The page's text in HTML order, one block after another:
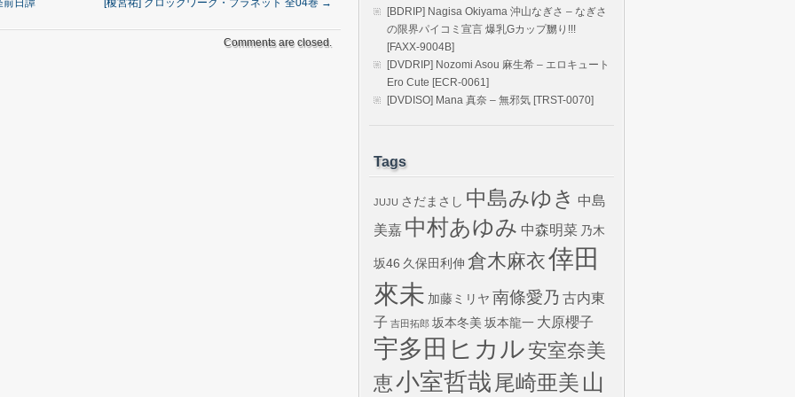
前日譚 [榎宮祐] クロックワーク・プラネット 全04巻 →
Comments are closed.
[BDRIP] Nagisa Okiyama 沖山なぎさ – なぎさ
の限界パイコミ宣言 爆乳Gカップ嬲り!!!
[FAXX-9004B]
[DVDRIP] Nozomi Asou 麻生希 – エロキュート
Ero Cute [ECR-0061]
[DVDISO] Mana 真奈 – 無邪気 [TRST-0070]
Tags
JUJU さだまさし 中島みゆき 中島
美嘉 中村あゆみ 中森明菜 乃木
坂46 久保田利伸 倉木麻衣倖田
來未 加藤ミリヤ 南條愛乃 古内東
子 吉田拓郎 坂本冬美 坂本龍一 大原櫻子
宇多田ヒカル安室奈美
恵小室哲哉 尾崎亜美 山